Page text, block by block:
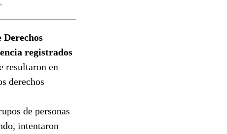
registrados
resultaron en
derechos
de personas
intentaron